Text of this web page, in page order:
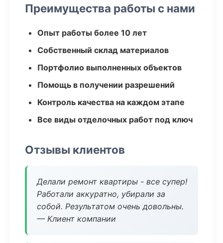
Преимущества работы с нами
Опыт работы более 10 лет
Собственный склад материалов
Портфолио выполненных объектов
Помощь в получении разрешений
Контроль качества на каждом этапе
Все виды отделочных работ под ключ
Отзывы клиентов
Делали ремонт квартиры - все супер!
Работали аккуратно, убирали за
собой. Результатом очень довольны.
— Клиент компании